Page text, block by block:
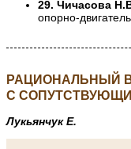
29. Чичасова
опорно-
РАЦИОНАЛЬНЫЙ
С
Лукьянчук Е.